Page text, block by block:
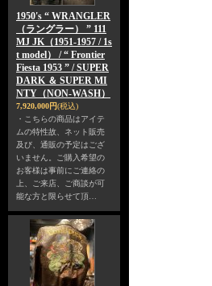
1950's “ WRANGLER
（ラングラー） ” 111
MJ JK（1951-1957 / 1s
t model） / “ Frontier
Fiesta 1953 ” / SUPER
DARK ＆ SUPER MI
NTY（NON-WASH）
7,920,000円(税込)
・こちらの商品はアイテ
ムの特性故、ネット販売
及び、通販の予定はござ
いません。ご購入希望の
お客様は事前にご連絡の
上、ご来店、ご商談が可
能な方と限らせて頂…